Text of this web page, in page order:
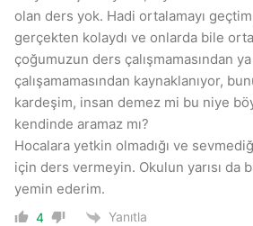
olan ders yok. Hadi ortalamayı
gerçekten kolaydı ve onlarda bile
çoğumuzun ders çalışmamasından
çalışamamasından kaynaklanıyor,
kardeşim, insan demez mi bu niye
kendinde aramaz mı?
Hocalara yetkin olmadığı ve
için ders vermeyin. Okulun yarısı da
yemin ederim.
4 Yanıtla